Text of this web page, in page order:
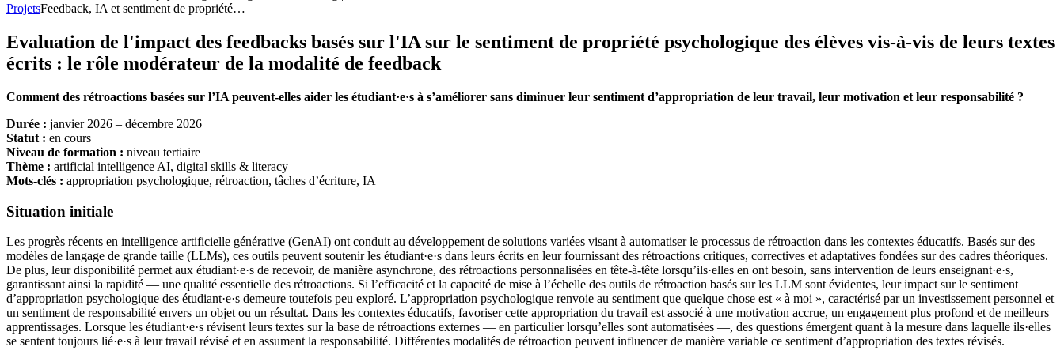
ProjetsFeedback, IA et sentiment de propriété…
Evaluation de l'impact des feedbacks basés sur l'IA sur le sentiment de propriété psychologique des élèves vis-à-vis de leurs textes
écrits : le rôle modérateur de la modalité de feedback
Comment des rétroactions basées sur l’IA peuvent-elles aider les étudiant·e·s à s’améliorer sans diminuer leur sentiment d’appropriation de leur travail, leur motivation et leur responsabilité ?
Durée : janvier 2026 – décembre 2026
Statut : en cours
Niveau de formation : niveau tertiaire
Thème : artificial intelligence AI, digital skills & literacy
Mots-clés : appropriation psychologique, rétroaction, tâches d’écriture, IA
Situation initiale
Les progrès récents en intelligence artificielle générative (GenAI) ont conduit au développement de solutions variées visant à automatiser le processus de rétroaction dans les contextes éducatifs. Basés sur des
modèles de langage de grande taille (LLMs), ces outils peuvent soutenir les étudiant·e·s dans leurs écrits en leur fournissant des rétroactions critiques, correctives et adaptatives fondées sur des cadres théoriques.
De plus, leur disponibilité permet aux étudiant·e·s de recevoir, de manière asynchrone, des rétroactions personnalisées en tête-à-tête lorsqu’ils·elles en ont besoin, sans intervention de leurs enseignant·e·s,
garantissant ainsi la rapidité — une qualité essentielle des rétroactions. Si l’efficacité et la capacité de mise à l’échelle des outils de rétroaction basés sur les LLM sont évidentes, leur impact sur le sentiment
d’appropriation psychologique des étudiant·e·s demeure toutefois peu exploré. L’appropriation psychologique renvoie au sentiment que quelque chose est « à moi », caractérisé par un investissement personnel et
un sentiment de responsabilité envers un objet ou un résultat. Dans les contextes éducatifs, favoriser cette appropriation du travail est associé à une motivation accrue, un engagement plus profond et de meilleurs
apprentissages. Lorsque les étudiant·e·s révisent leurs textes sur la base de rétroactions externes — en particulier lorsqu’elles sont automatisées —, des questions émergent quant à la mesure dans laquelle ils·elles
se sentent toujours lié·e·s à leur travail révisé et en assument la responsabilité. Différentes modalités de rétroaction peuvent influencer de manière variable ce sentiment d’appropriation des textes révisés.